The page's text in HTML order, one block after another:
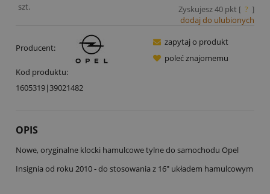
szt. Zyskujesz40pkt [ ? ]
dodaj do ulubionych
Producent:
Kod produktu:
1605319|39021482
zapytaj o produkt
poleć znajomemu
OPIS
Nowe, oryginalne klocki hamulcowe tylne do samochodu Opel
Insignia od roku 2010 - do stosowania z 16" układem hamulcowym